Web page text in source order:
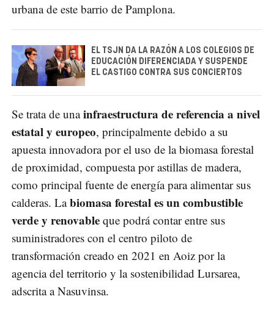
urbana de este barrio de Pamplona.
EL TSJN DA LA RAZÓN A LOS COLEGIOS DE
EDUCACIÓN DIFERENCIADA Y SUSPENDE
EL CASTIGO CONTRA SUS CONCIERTOS
Se trata de unainfraestructura de referencia a nivel
estatal y europeo, principalmente debido a su
apuesta innovadora por el uso de la biomasa forestal
de proximidad, compuesta por astillas de madera,
como principal fuente de energía para alimentar sus
calderas. Labiomasa forestal es un combustible
verde y renovable que podrá contar entre sus
suministradores con el centro piloto de
transformación creado en 2021 en Aoiz por la
agencia del territorio y la sostenibilidad Lursarea,
adscrita a Nasuvinsa.